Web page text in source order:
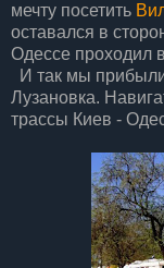
мечту посетить
оставался в
Одессе проходил
И так мы
Лузановка.
трассы Киев -